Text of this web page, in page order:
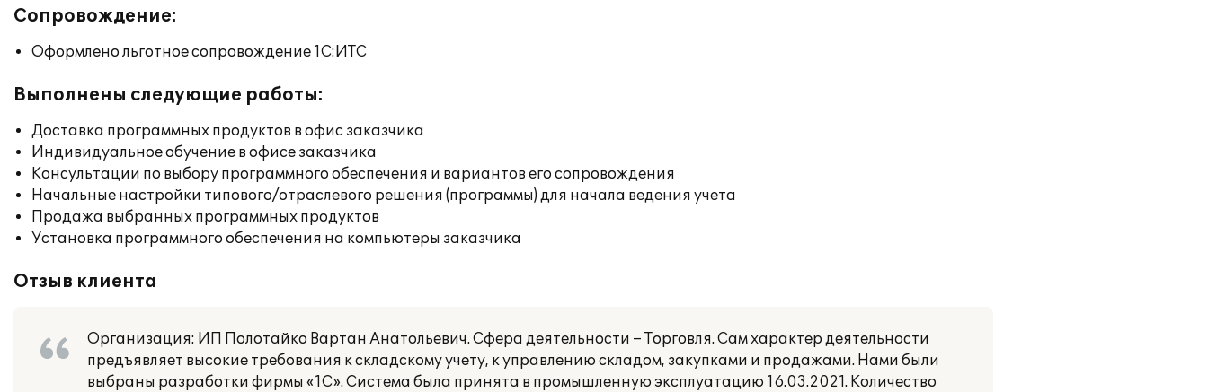
Сопровождение:
Оформлено льготное сопровождение 1С:ИТС
Выполнены следующие работы:
Доставка программных продуктов в офис заказчика
Индивидуальное обучение в офисе заказчика
Консультации по выбору программного обеспечения и вариантов его сопровождения
Начальные настройки типового/отраслевого решения (программы) для начала ведения учета
Продажа выбранных программных продуктов
Установка программного обеспечения на компьютеры заказчика
Отзыв клиента
Организация: ИП Полотайко Вартан Анатольевич. Сфера деятельности – Торговля. Сам характер деятельности
предъявляет высокие требования к складскому учету, к управлению складом, закупками и продажами. Нами были
выбраны разработки фирмы «1С». Система была принята в промышленную эксплуатацию 16.03.2021. Количество